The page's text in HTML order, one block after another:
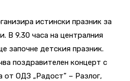
истински празник за
В 9.30 часа на централния
започне детския празник.
поздравителен концерт с
от ОДЗ „Радост” – Разлог,